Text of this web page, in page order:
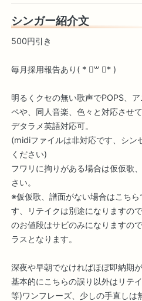
シンガー紹介文
500円引き
毎月採用報告あり( * ॑꒳ ॑* )
明るくクセの無い歌声でPOPS、
ペや、同人音楽、色々と対応させて
デタラメ英語対応可。
(midiファイルは非対応です、シン
ください)
フワリに拘りがある場合は仮仮歌
さい。
※仮仮歌、譜面がない場合はこち
す、リテイクは別途になりますの
のお値段はサビのみになりますの
ラスとなります。
深夜や早朝でなければほぼ即納期が
基本的にこちらの誤り以外はリテ
等)ワンフレーズ、少しの手直しは